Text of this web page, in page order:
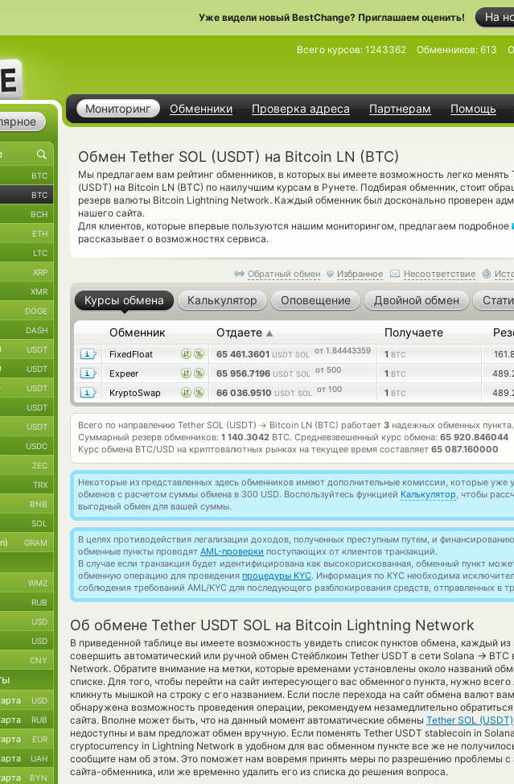
На
Уже видели новый BestChange? Приглашаем оценить!
Мониторинг Обменники Проверка адреса Партнерам Помощь
Всего курсов: 1243362 Обменников: 613
Обмен Tether SOL (USDT) на Bitcoin LN (BTC)
Мы предлагаем вам рейтинг обменников, в которых вы имеете возможность легко менять
(USDT) на Bitcoin LN (BTC) по наилучшим курсам в Рунете. Подбирая обменник, стоит
резерв валюты Bitcoin Lightning Network. Каждый обменник был досконально проверен
нашего сайта.
Для клиентов, которые впервые пользуются нашим мониторингом, предлагаем подробное
рассказывает о возможностях сервиса.
Обратный обмен Избранное Несоответствие
Курсы обмена Калькулятор Оповещение Двойной обмен
Обменник Отдаете ▲ Получаете
FixedFloat 65 461.3601 USDT SOL от 1.84443359 1 BTC
Expeer
65 956.7196 USDT SOL от 500 1 BTC
KryptoSwap
66 036.9510 USDT SOL от 100 1 BTC
Всего по направлению Tether SOL (USDT) → Bitcoin LN (BTC) работает 3 надежных обменных пункта.
Суммарный резерв обменников: 1 140.3042 BTC. Средневзвешенный курс обмена: 65 920.846044
Курс обмена BTC/USD на криптовалютных рынках на текущее время составляет 65 087.160000
Некоторые из представленных здесь обменников имеют дополнительные комиссии, которые уже
обменов с расчетом суммы обмена в 300 USD. Воспользуйтесь функцией Калькулятор, чтобы
выгодный обмен для вашей суммы.
В целях противодействия легализации доходов, полученных преступным путем, и
обменные пункты проводят AML-проверки поступающих от клиентов транзакций.
В случае если транзакция будет идентифицирована как высокорискованная, обменный пункт
обменную операцию для проведения процедуры KYC. Информация по KYC необходима
соблюдения требований AML/KYC для последующего разблокирования средств, отправленных в
Об обмене Tether USDT SOL на Bitcoin Lightning Network
В приведенной таблице вы имеете возможность увидеть список пунктов обмена, каждый из
совершить автоматический или ручной обмен Стейблкоин Tether USDT в сети Solana → BTC
Network. Обратите внимание на метки, которые временами установлены около названий
списке. Для того, чтобы перейти на сайт интересующего вас обменного пункта, нужно
кликнуть мышкой на строку с его названием. Если после перехода на сайт обмена валют
обнаружена возможность проведения операции, рекомендуем незамедлительно
сайта. Вполне может быть, что на данный момент автоматические обмены Tether SOL (USDT)
недоступны и вам предложат обмен вручную. Если поменять Tether USDT stablecoin in
cryptocurrency in Lightning Network в удобном для вас обменном пункте все же не
сообщите нам об этом. Это поможет нам вовремя принять меры по разрешению проблемы с
сайта-обменника, или же временно удалить его из списка до решения вопроса.
BTC
BTC
BCH
ETH
LTC
XRP
XMR
DOGE
DASH
USDT
USDT
USDT
USDT
USDT
USDC
ZEC
TRX
BNB
SOL
GRAM
WMZ
RUB
USD
USD
CNY
USD
RUB
EUR
UAH
BYN